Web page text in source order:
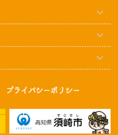
プライバシーポリシー